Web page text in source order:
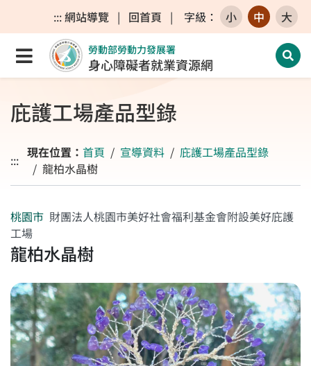
跳至主要內容區
跳至主要選單
跳至網站搜尋
:::網站導覽 | 回首頁 | 字級 ： 小 中 大
點選開啟選單
勞動部勞動力發展署
身心障礙者就業資源網 開
庇護工場產品型錄
::: 現在位置： 首頁 宣導資料
庇護工場產品型錄
龍柏水晶樹
桃園市 財團法人桃園市美好社會福利基金會附設美好庇護
工場
龍柏水晶樹